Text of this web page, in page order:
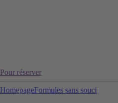
Pour réserver
HomepageFormules sans souci